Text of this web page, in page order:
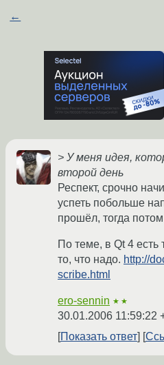
←
> У меня идея,
второй день
Респект, срочно
успеть побольше
прошёл, тогда
По теме, в Qt 4 есть
то, что надо. http://
scribe.html
ero-sennin ★★
30.01.2006 11:59:22
Показать ответ